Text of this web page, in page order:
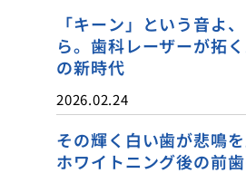
「キーン」という音よ
ら。歯科レーザーが拓
の新時代
2026.02.24
その輝く白い歯が悲鳴
ホワイトニング後の前